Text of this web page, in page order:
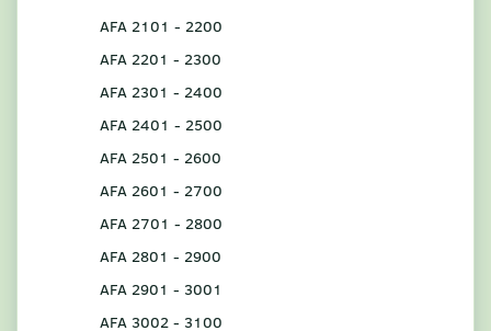
AFA 2101 - 2200
AFA 2201 - 2300
AFA 2301 - 2400
AFA 2401 - 2500
AFA 2501 - 2600
AFA 2601 - 2700
AFA 2701 - 2800
AFA 2801 - 2900
AFA 2901 - 3001
AFA 3002 - 3100